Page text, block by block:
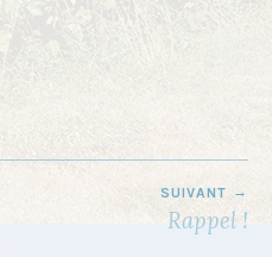
SUIVANT
Rappel !